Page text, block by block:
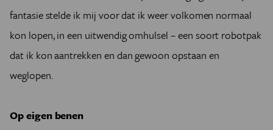
fantasie stelde ik mij voor dat ik weer volkomen normaal
kon lopen, in een uitwendig omhulsel – een soort robotpak
dat ik kon aantrekken en dan gewoon opstaan en
weglopen.
Op eigen benen